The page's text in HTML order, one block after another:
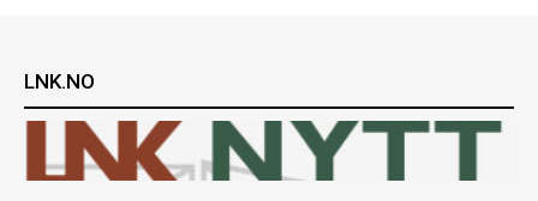
LNK.NO